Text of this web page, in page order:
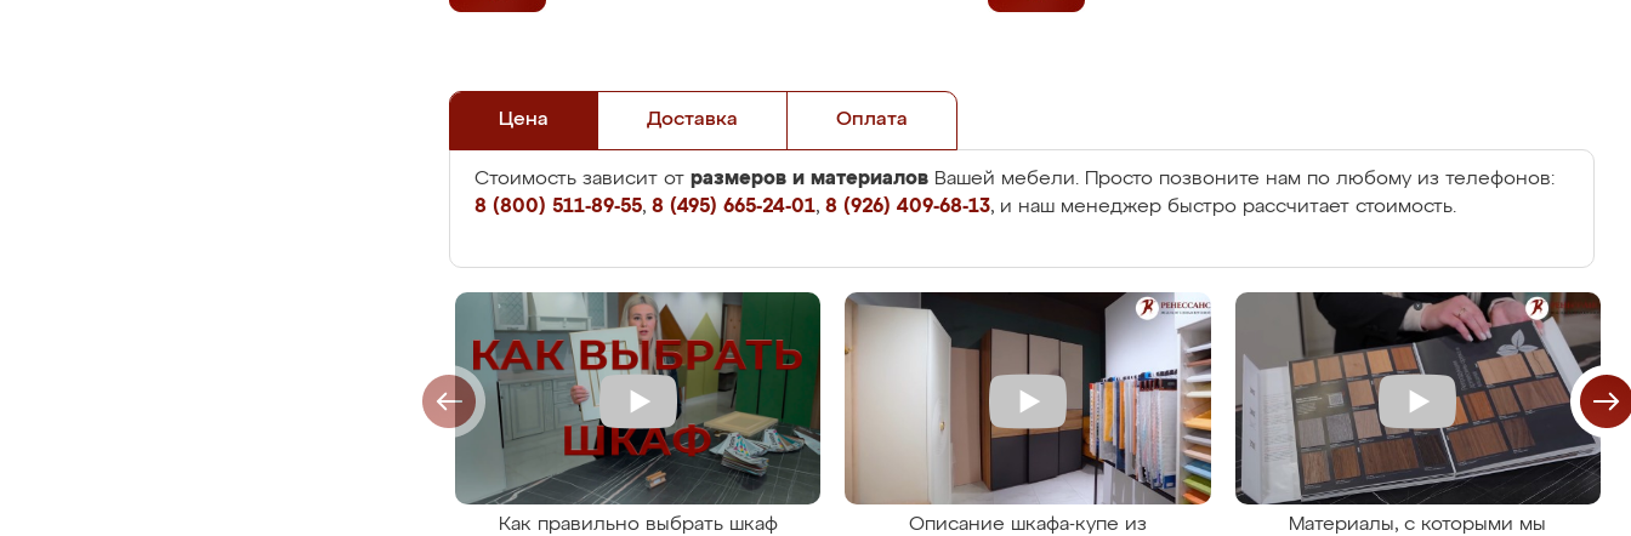
Цена Доставка Оплата
Стоимость зависит от размеров и материалов Вашей мебели. Просто позвоните нам по любому из телефонов:
8 (800) 511-89-55, 8 (495) 665-24-01, 8 (926) 409-68-13, и наш менеджер быстро рассчитает стоимость.
Как правильно выбрать шкаф
Описание шкафа-купе из
Материалы, с которыми мы